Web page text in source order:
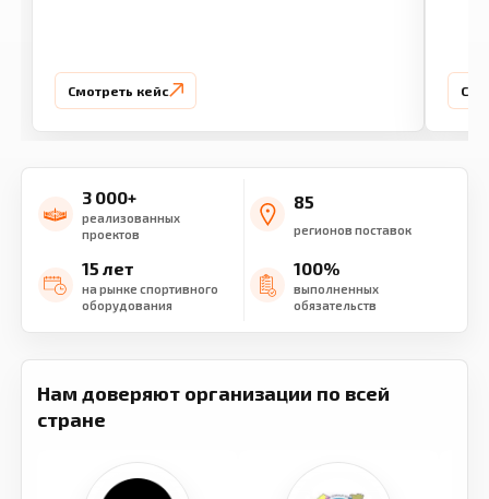
Смотреть кейс
3 000+
реализованных
проектов
85
регионов поставок
15 лет
на рынке спортивного
оборудования
100%
выполненных
обязательств
Нам доверяют организации по всей
стране